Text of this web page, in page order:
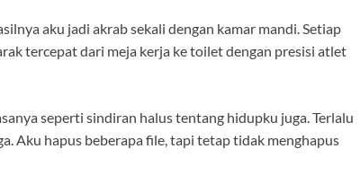
aku jadi akrab sekali dengan kamar mandi. Setiap
tercepat dari meja kerja ke toilet dengan presisi atlet
seperti sindiran halus tentang hidupku juga. Terlalu
Aku hapus beberapa file, tapi tetap tidak menghapus